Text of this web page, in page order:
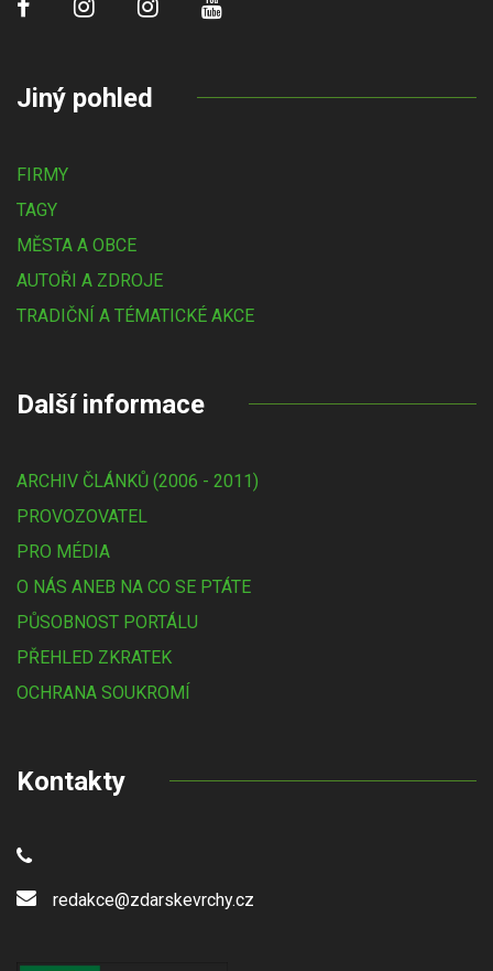
Jiný pohled
FIRMY
TAGY
MĚSTA A OBCE
AUTOŘI A ZDROJE
TRADIČNÍ A TÉMATICKÉ AKCE
Další informace
ARCHIV ČLÁNKŮ (2006 - 2011)
PROVOZOVATEL
PRO MÉDIA
O NÁS ANEB NA CO SE PTÁTE
PŮSOBNOST PORTÁLU
PŘEHLED ZKRATEK
OCHRANA SOUKROMÍ
Kontakty
redakce@zdarskevrchy.cz